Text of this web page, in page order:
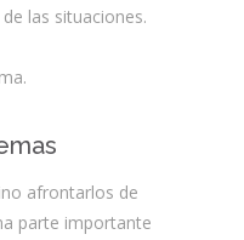
las situaciones.
afrontarlos de
parte importante